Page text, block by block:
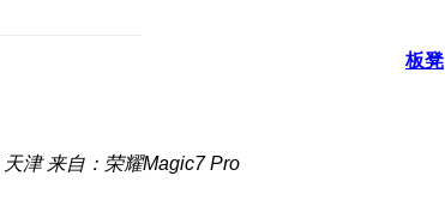
板凳
天津 来自：荣耀Magic7 Pro